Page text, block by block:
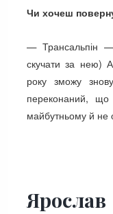
Чи хочеш
— Трансальпін
скучати за нею)
року зможу
переконаний, що
майбутньому й не
Ярослав